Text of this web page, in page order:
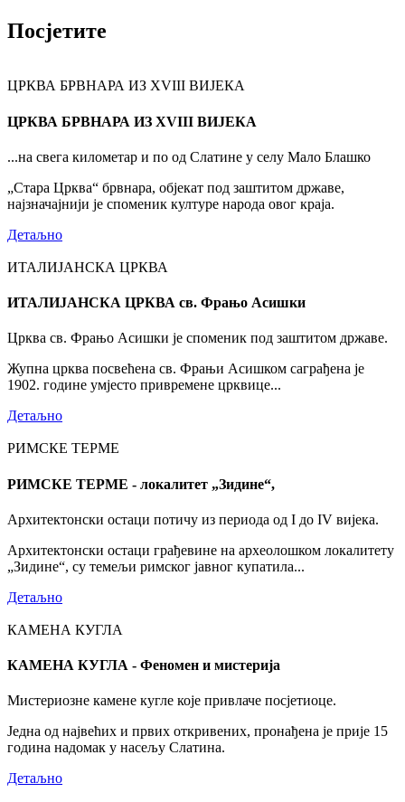
Посјетите
ЦРКВА БРВНАРА ИЗ XVIII ВИЈЕКА
ЦРКВА БРВНАРА ИЗ XVIII ВИЈЕКА
...на свега километар и по од Слатине у селу Мало Блашко
„Стара Црква“ брвнара, објекат под заштитом државе,
најзначајнији је споменик културе народа овог краја.
Детаљно
ИТАЛИЈАНСКА ЦРКВА
ИТАЛИЈАНСКА ЦРКВА св. Фрањо Асишки
Црква св. Фрањо Асишки је споменик под заштитом државе.
Жупна црква посвећена св. Фрањи Асишком саграђена је
1902. године умјесто привремене црквице...
Детаљно
РИМСКЕ ТЕРМЕ
РИМСКЕ ТЕРМЕ - локалитет „Зидине“,
Архитектонски остаци потичу из периода од I до IV вијека.
Архитектонски остаци грађевине на археолошком локалитету
„Зидине“, су темељи римског јавног купатила...
Детаљно
КАМЕНА КУГЛА
КАМЕНА КУГЛА - Феномен и мистерија
Мистериозне камене кугле које привлаче посјетиоце.
Једна од највећих и првих откривених, пронађена је прије 15
година надомак у насељу Слатина.
Детаљно